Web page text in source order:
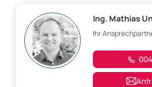
Ing. Mathias
Ihr